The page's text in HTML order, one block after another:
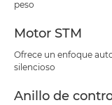
peso
Motor STM
Ofrece un enfoque
silencioso
Anillo de